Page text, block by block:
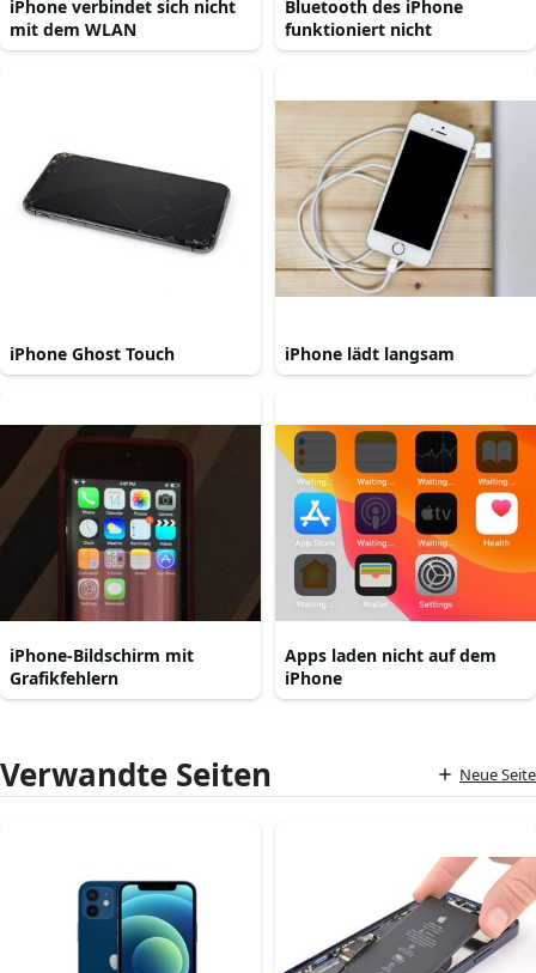
iPhone verbindet sich nicht
mit dem WLAN
Bluetooth des iPhone
funktioniert nicht
iPhone Ghost Touch iPhone lädt langsam
iPhone-Bildschirm mit
Grafikfehlern
Apps laden nicht auf dem
iPhone
Verwandte Seiten Neue Seite